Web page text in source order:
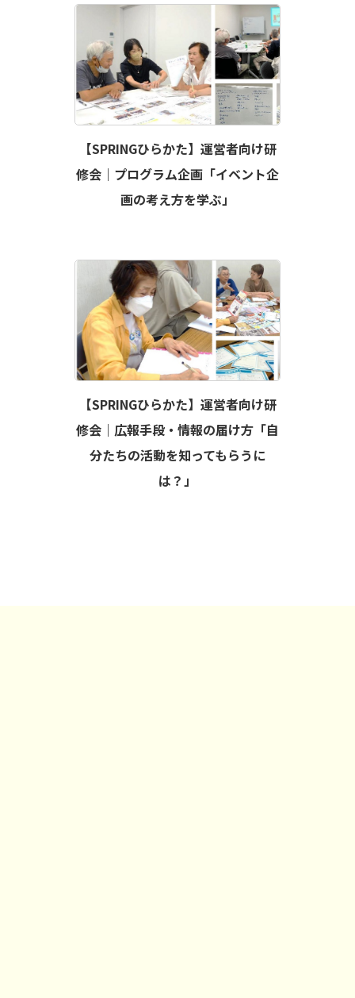
【SPRINGひらかた】運営者向け研
修会｜プログラム企画「イベント企
画の考え方を学ぶ」
【SPRINGひらかた】運営者向け研
修会｜広報手段・情報の届け方「自
分たちの活動を知ってもらうに
は？」